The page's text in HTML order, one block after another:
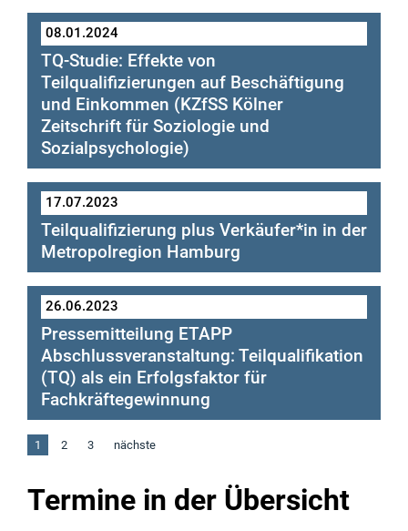
Publikation “Voraussetzungen
und Nutzung des Angebots von
Teilqualifikationen”
Blogbeitrag
“Teilqualifizierung im Recruiting und der
Personalentwicklung”
08.01.2024
TQ-Studie: Effekte von
Teilqualifizierungen auf Beschäftigung
und Einkommen (KZfSS Kölner
Zeitschrift für Soziologie und
Sozialpsychologie)
17.07.2023
Teilqualifizierung plus Verkäufer*in in der
Metropolregion Hamburg
26.06.2023
Pressemitteilung ETAPP
Abschlussveranstaltung: Teilqualifikation
(TQ) als ein Erfolgsfaktor für
Fachkräftegewinnung
Pressemeldung zur ETAPP
"Bildungswege sind Lebenswege!
1 2 3 nächste
Termine in der Übersicht